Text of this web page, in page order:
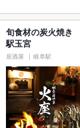
旬食材の炭火焼
駅玉宮
居酒屋 岐阜駅